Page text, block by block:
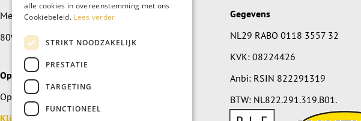
Meidoornplein 89
8091 JZ Wezep
Openingstijden
Open op afspraak, maak een afspraak.
Klik hier
Gegevens
NL29 RABO 0118 3557 32
KVK: 08224426
Anbi: RSIN 822291319
BTW: NL822.291.319.B01.
alle cookies in overeenstemming met ons
Cookiebeleid. Lees verder
STRIKT NOODZAKELIJK
PRESTATIE
TARGETING
FUNCTIONEEL